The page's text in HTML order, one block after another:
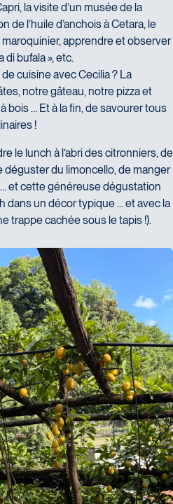
la visite d’un musée de la
de l’huile d’anchois à Cetara, le
maroquinier, apprendre et observer
di bufala », etc.
cuisine avec Cecilia ? La
notre gâteau, notre pizza et
bois … Et à la fin, de savourer tous
!
le lunch à l’abri des citronniers, de
déguster du limoncello, de manger
et cette généreuse dégustation
dans un décor typique … et avec la
trappe cachée sous le tapis !).